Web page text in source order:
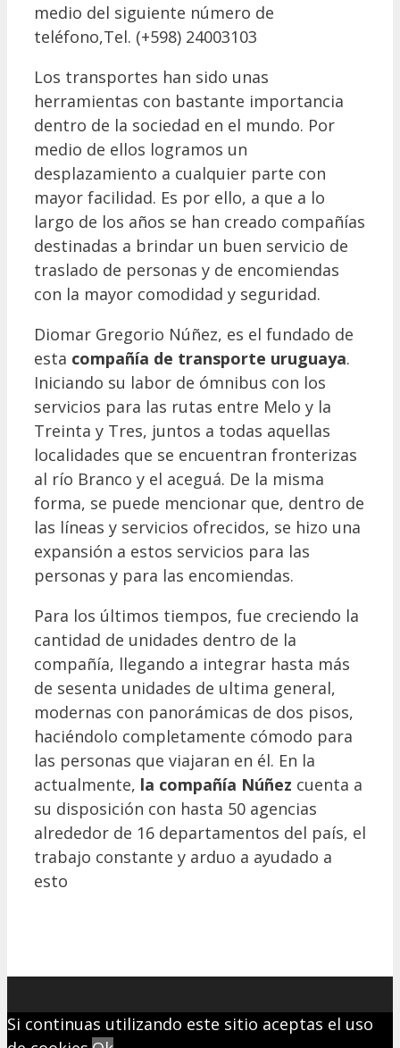
medio del siguiente número de
teléfono,Tel. (+598) 24003103
Los transportes han sido unas
herramientas con bastante importancia
dentro de la sociedad en el mundo. Por
medio de ellos logramos un
desplazamiento a cualquier parte con
mayor facilidad. Es por ello, a que a lo
largo de los años se han creado compañías
destinadas a brindar un buen servicio de
traslado de personas y de encomiendas
con la mayor comodidad y seguridad.
Diomar Gregorio Núñez, es el fundado de
esta compañía de transporte uruguaya.
Iniciando su labor de ómnibus con los
servicios para las rutas entre Melo y la
Treinta y Tres, juntos a todas aquellas
localidades que se encuentran fronterizas
al río Branco y el aceguá. De la misma
forma, se puede mencionar que, dentro de
las líneas y servicios ofrecidos, se hizo una
expansión a estos servicios para las
personas y para las encomiendas.
Para los últimos tiempos, fue creciendo la
cantidad de unidades dentro de la
compañía, llegando a integrar hasta más
de sesenta unidades de ultima general,
modernas con panorámicas de dos pisos,
haciéndolo completamente cómodo para
las personas que viajaran en él. En la
actualmente, la compañía Núñez cuenta a
su disposición con hasta 50 agencias
alrededor de 16 departamentos del país, el
trabajo constante y arduo a ayudado a
esto
Si continuas utilizando este sitio aceptas el uso